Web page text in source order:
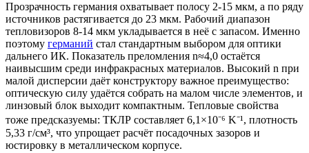
Прозрачность германия охватывает полосу 2-15 мкм, а по ряду
источников растягивается до 23 мкм. Рабочий диапазон
тепловизоров 8-14 мкм укладывается в неё с запасом. Именно
поэтому германий стал стандартным выбором для оптики
дальнего ИК. Показатель преломления n≈4,0 остаётся
наивысшим среди инфракрасных материалов. Высокий n при
малой дисперсии даёт конструктору важное преимущество:
оптическую силу удаётся собрать на малом числе элементов, и
линзовый блок выходит компактным. Тепловые свойства
тоже предсказуемы: ТКЛР составляет 6,1×10⁻⁶ K⁻¹, плотность
5,33 г/см³, что упрощает расчёт посадочных зазоров и
юстировку в металлическом корпусе.